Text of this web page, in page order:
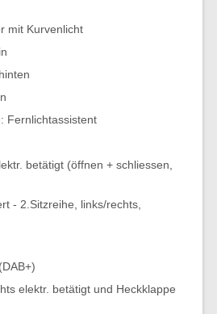
mit Kurvenlicht
Fernlichtassistent
betätigt (öffnen + schliessen,
- 2.Sitzreihe, links/rechts,
elektr. betätigt und Heckklappe